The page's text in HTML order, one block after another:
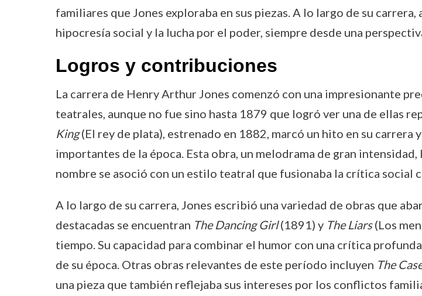
familiares que Jones exploraba en sus piezas. A lo largo de su
hipocresía social y la lucha por el poder, siempre desde una
Logros y contribuciones
La carrera de Henry Arthur Jones comenzó con una impresionante
teatrales, aunque no fue sino hasta 1879 que logró ver una de ellas
King(El rey de plata), estrenado en 1882, marcó un hito en su carrera
importantes de la época. Esta obra, un melodrama de gran
nombre se asoció con un estilo teatral que fusionaba la crítica social
A lo largo de su carrera, Jones escribió una variedad de obras que
destacadas se encuentran The Dancing Girl(1891) y The Liars(Los
tiempo. Su capacidad para combinar el humor con una crítica
de su época. Otras obras relevantes de este período incluyen The
una pieza que también reflejaba sus intereses por los conflictos